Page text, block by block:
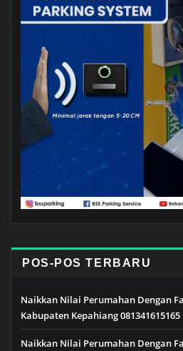
POS-POS TERBARU
Naikkan Nilai Perumahan Dengan
Kabupaten Kepahiang 081341615165
Naikkan Nilai Perumahan Dengan